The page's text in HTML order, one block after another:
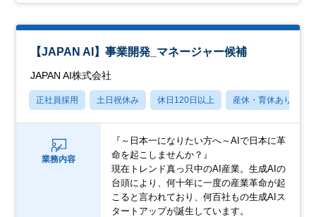
【JAPAN AI】事業開発_マネージャー候補
JAPAN AI株式会社
正社員採用 土日祝休み 休日120日以上 産休・育休あり
業務内容
『～日本一になりたい方へ～AIで日本に革
命を起こしませんか？』
現在トレンド真っ只中のAI産業。生成AIの
台頭により、何十年に一度の産業革命が起
こると言われており、何百社もの生成AIス
タートアップが誕生しています。